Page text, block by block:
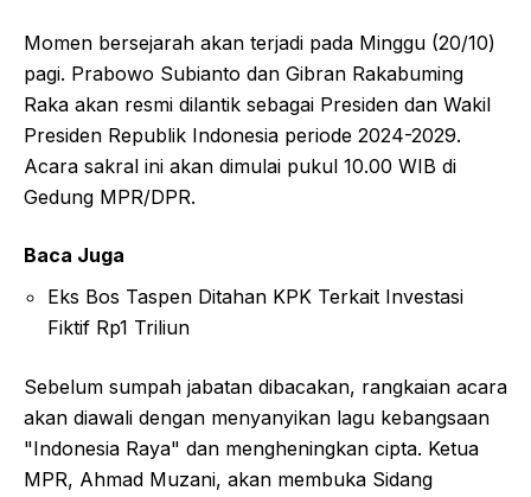
Momen bersejarah akan terjadi pada Minggu (20/10)
pagi. Prabowo Subianto dan Gibran Rakabuming
Raka akan resmi dilantik sebagai Presiden dan Wakil
Presiden Republik Indonesia periode 2024-2029.
Acara sakral ini akan dimulai pukul 10.00 WIB di
Gedung MPR/DPR.
Baca Juga
Eks Bos Taspen Ditahan KPK Terkait Investasi
Fiktif Rp1 Triliun
Sebelum sumpah jabatan dibacakan, rangkaian acara
akan diawali dengan menyanyikan lagu kebangsaan
"Indonesia Raya" dan mengheningkan cipta. Ketua
MPR, Ahmad Muzani, akan membuka Sidang